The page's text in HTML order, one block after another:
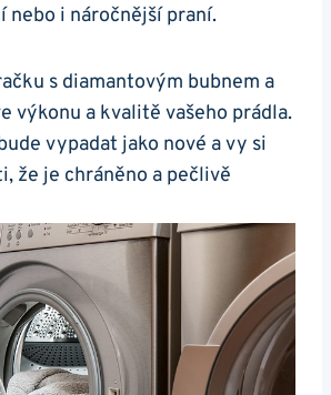
nebo⁣ i ‌náročnější⁤ praní.
s ⁣diamantovým bubnem⁤ a⁣
výkonu a‌ kvalitě vašeho prádla.
vypadat jako nové a vy si
že⁢ je chráněno a ⁤pečlivě